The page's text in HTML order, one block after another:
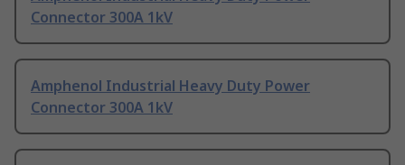
Connector 300A 1kV
Amphenol Industrial Heavy Duty Power
Connector 300A 1kV